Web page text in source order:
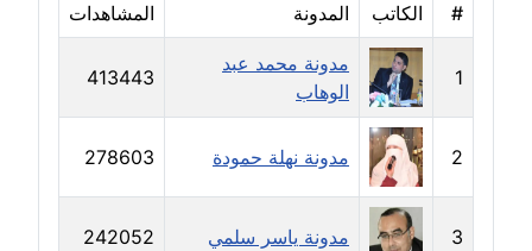
مدونة رانيا ثروت
عاملة
مدونة رجاء دياب
عاملة
مدونة رحاب منيعم
عاملة
# الكاتب المدونة المشاهدات
1
مدونة محمد عبد
الوهاب
413443
2 مدونة نهلة حمودة 278603
3 مدونة ياسر سلمي 242052